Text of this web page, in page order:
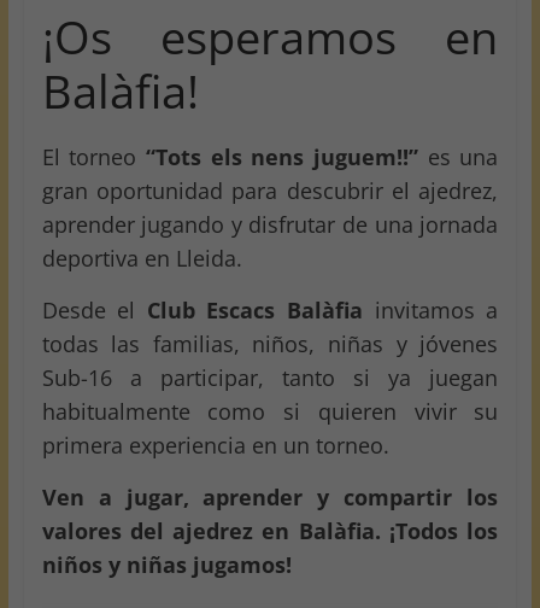
¡Os esperamos en
Balàfia!
El torneo“Tots els nens juguem!!”es una
gran oportunidad para descubrir el ajedrez,
aprender jugando y disfrutar de una jornada
deportiva en Lleida.
Desde el Club Escacs Balàfia invitamos a
todas las familias, niños, niñas y jóvenes
Sub-16 a participar, tanto si ya juegan
habitualmente como si quieren vivir su
primera experiencia en un torneo.
Ven a jugar, aprender y compartir los
valores del ajedrez en Balàfia. ¡Todos los
niños y niñas jugamos!